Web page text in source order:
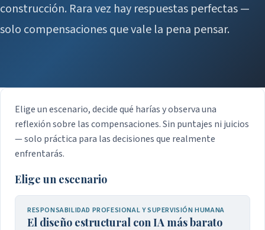
construcción. Rara vez hay respuestas perfectas —
solo compensaciones que vale la pena pensar.
Elige un escenario, decide qué harías y observa una
reflexión sobre las compensaciones. Sin puntajes ni juicios
— solo práctica para las decisiones que realmente
enfrentarás.
Elige un escenario
RESPONSABILIDAD PROFESIONAL Y SUPERVISIÓN HUMANA
El diseño estructural con IA más barato